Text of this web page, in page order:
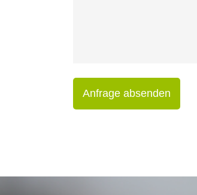
Anfrage absenden